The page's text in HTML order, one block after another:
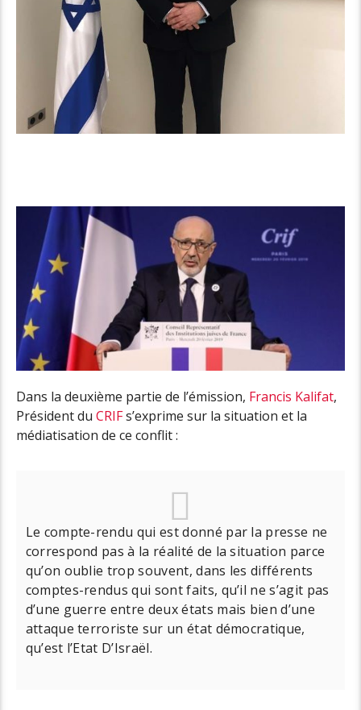
Dans la deuxième partie de l’émission, Francis Kalifat,
Président duCRIFs’exprime sur la situation et la
médiatisation de ce conflit :
Le compte-rendu qui est donné par la presse ne
correspond pas à la réalité de la situation parce
qu’on oublie trop souvent, dans les différents
comptes-rendus qui sont faits, qu’il ne s’agit pas
d’une guerre entre deux états mais bien d’une
attaque terroriste sur un état démocratique,
qu’est l’Etat D’Israël.